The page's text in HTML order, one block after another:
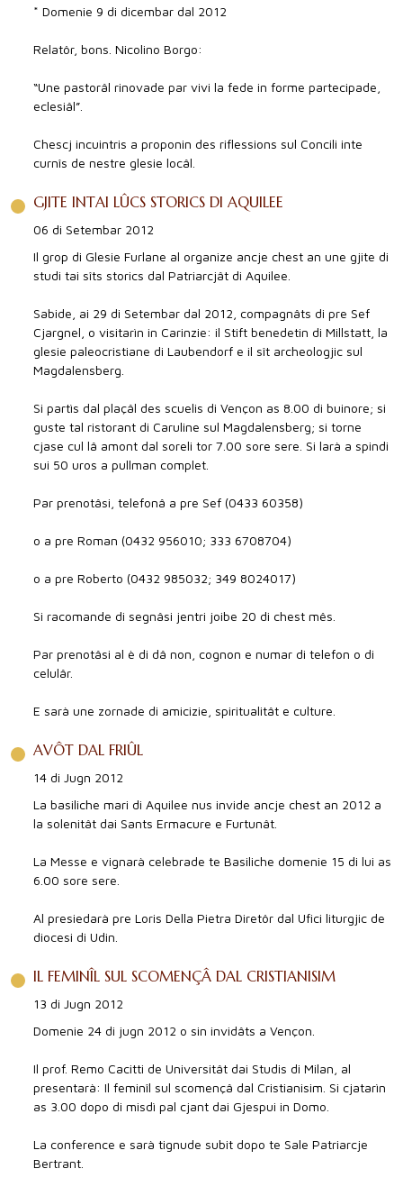
* Domenie 9 di dicembar dal 2012
Relatôr, bons. Nicolino Borgo:
“Une pastorâl rinovade par vivi la fede in forme partecipade,
eclesiâl”.
Chescj incuintris a proponin des riflessions sul Concili inte
curnîs de nestre glesie locâl.
GJITE INTAI LÛCS STORICS DI AQUILEE
06 di Setembar 2012
Il grop di Glesie Furlane al organize ancje chest an une gjite di
studi tai sîts storics dal Patriarcjât di Aquilee.
Sabide, ai 29 di Setembar dal 2012, compagnâts di pre Sef
Cjargnel, o visitarìn in Carinzie: il Stift benedetin di Millstatt, la
glesie paleocristiane di Laubendorf e il sît archeologjic sul
Magdalensberg.
Si partìs dal plaçâl des scuelis di Vençon as 8.00 di buinore; si
guste tal ristorant di Caruline sul Magdalensberg; si torne
cjase cul lâ amont dal soreli tor 7.00 sore sere. Si larà a spindi
sui 50 uros a pullman complet.
Par prenotâsi, telefonâ a pre Sef (0433 60358)
o a pre Roman (0432 956010; 333 6708704)
o a pre Roberto (0432 985032; 349 8024017)
Si racomande di segnâsi jentri joibe 20 di chest mês.
Par prenotâsi al è di dâ non, cognon e numar di telefon o di
celulâr.
E sarà une zornade di amicizie, spiritualitât e culture.
AVÔT DAL FRIÛL
14 di Jugn 2012
La basiliche mari di Aquilee nus invide ancje chest an 2012 a
la solenitât dai Sants Ermacure e Furtunât.
La Messe e vignarà celebrade te Basiliche domenie 15 di lui as
6.00 sore sere.
Al presiedarà pre Loris Della Pietra Diretôr dal Ufici liturgjic de
diocesi di Udin.
IL FEMINÎL SUL SCOMENÇÂ DAL CRISTIANISIM
13 di Jugn 2012
Domenie 24 di jugn 2012 o sin invidâts a Vençon.
Il prof. Remo Cacitti de Universitât dai Studis di Milan, al
presentarà: Il feminîl sul scomençâ dal Cristianisim. Si cjatarìn
as 3.00 dopo di misdì pal cjant dai Gjespui in Domo.
La conference e sarà tignude subit dopo te Sale Patriarcje
Bertrant.